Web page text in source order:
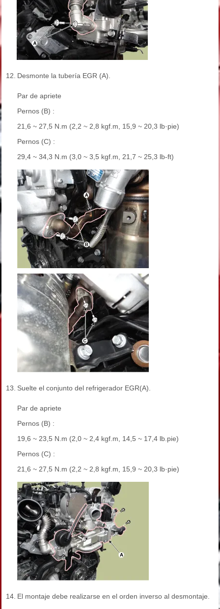
12. Desmonte la tubería EGR (A).
Par de apriete
Pernos (B) :
21,6 ~ 27,5 N.m (2,2 ~ 2,8 kgf.m, 15,9 ~ 20,3 lb·pie)
Pernos (C) :
29,4 ~ 34,3 N.m (3,0 ~ 3,5 kgf.m, 21,7 ~ 25,3 lb-ft)
13. Suelte el conjunto del refrigerador EGR(A).
Par de apriete
Pernos (B) :
19,6 ~ 23,5 N.m (2,0 ~ 2,4 kgf.m, 14,5 ~ 17,4 lb.pie)
Pernos (C) :
21,6 ~ 27,5 N.m (2,2 ~ 2,8 kgf.m, 15,9 ~ 20,3 lb·pie)
14. El montaje debe realizarse en el orden inverso al desmontaje.